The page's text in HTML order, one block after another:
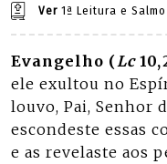
Ver 1ª Leitura e
Evangelho (Lc
ele exultou no
louvo, Pai, Senhor
escondeste essas
e as revelaste aos